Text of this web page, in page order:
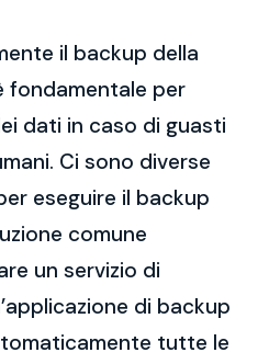
il backup della
per
dati in caso di guasti
Ci sono diverse
eseguire il backup
comune
un servizio di
di backup
tutte le